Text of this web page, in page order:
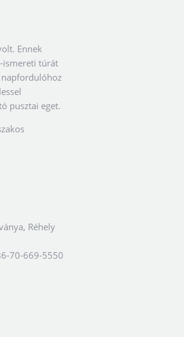
Ennek
ismereti túrát
pusztai eget.
Réhely
70-669-5550